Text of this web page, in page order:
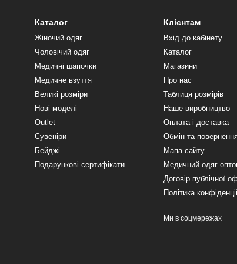
Каталог
Жіночий одяг
Чоловічий одяг
Медичні шапочки
Медичне взуття
Великі розміри
Нові моделі
Outlet
Сувеніри
Бейджі
Подарункові сертифікати
Клієнтам
Вхід до кабінету
Каталог
Магазини
Про нас
Таблиця розмірів
Наше виробництво
Оплата і доставка
Обмін та
Мапа сайту
Медичний одяг
Договір публічної
Політика
Ми в соцмережах